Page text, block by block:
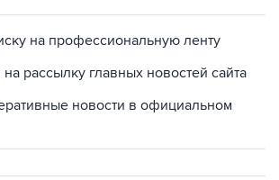
на профессиональную ленту
рассылку главных новостей сайта
новости в официальном